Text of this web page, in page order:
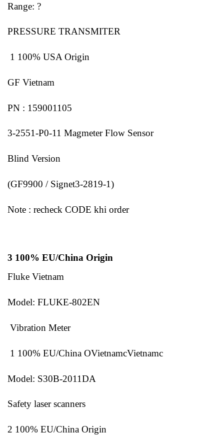
Range: ?
PRESSURE TRANSMITER
1 100% USA Origin
GF Vietnam
PN : 159001105
3-2551-P0-11 Magmeter Flow Sensor
Blind Version
(GF9900 / Signet3-2819-1)
Note : recheck CODE khi order
3 100% EU/China Origin
Fluke Vietnam
Model: FLUKE-802EN
Vibration Meter
1 100% EU/China OVietnamcVietnamc
Model: S30B-2011DA
Safety laser scanners
2 100% EU/China Origin